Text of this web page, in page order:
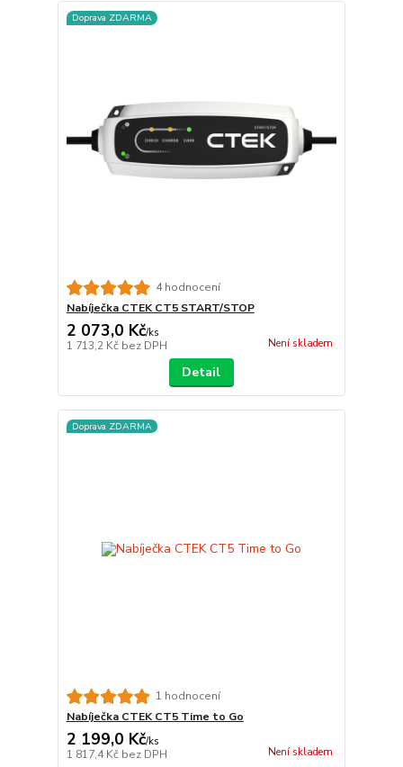
Doprava ZDARMA
4 hodnocení
Nabíječka CTEK CT5 START/STOP
2 073,0 Kč/ks
1 713,2 Kč bez DPH Není skladem
Detail
Doprava ZDARMA
1 hodnocení
Nabíječka CTEK CT5 Time to Go
2 199,0 Kč/ks
1 817,4 Kč bez DPH Není skladem